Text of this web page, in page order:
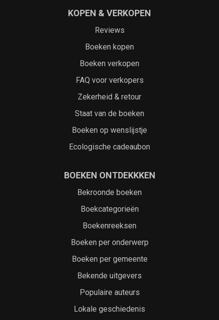
KOPEN & VERKOPEN
Reviews
Boeken kopen
Boeken verkopen
FAQ voor verkopers
Zekerheid & retour
Staat van de boeken
Boeken op wenslijstje
Ecologische cadeaubon
BOEKEN ONTDEKKKEN
Bekroonde boeken
Boekcategorieën
Boekenreeksen
Boeken per onderwerp
Boeken per gemeente
Bekende uitgevers
Populaire auteurs
Lokale geschiedenis